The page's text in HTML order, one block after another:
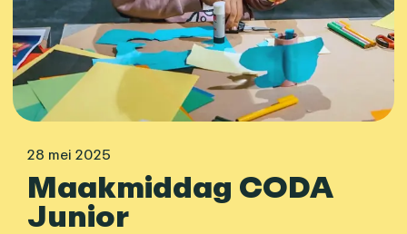
28 mei 2025
Maakmiddag CODA
Junior